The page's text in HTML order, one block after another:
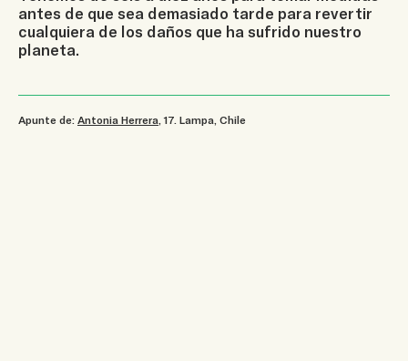
antes de que sea demasiado tarde para revertir
cualquiera de los daños que ha sufrido nuestro
planeta.
Apunte de: Antonia Herrera , 17 Lampa, Chile